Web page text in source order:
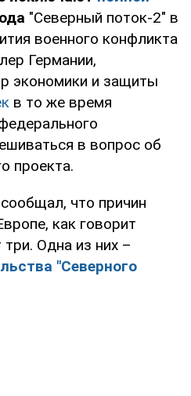
"Северный поток-2" в
военного конфликта
Германии,
экономики и защиты
в то же время
в вопрос об
проекта.
сообщал, что причин
как говорит
Одна из них –
"Северного